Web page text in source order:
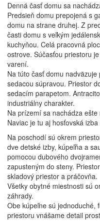
Denná časť domu sa
Predsieň domu prepojená s
domu na strane druhej. Z
časti domu s veľkým
kuchyňou. Celá pracovná
ostrove. Súčasťou priestoru
varení.
Na túto časť domu
sedacou súpravou. Priestor
sedacím parapetom.
industriálny charakter.
Na prízemí sa nachádza
Naviac je tu aj hosťovská
Na poschodí sú okrem
dve detské izby, kúpeľňa a
pomocou dubového
zapusteným do steny.
skladový priestor a práčovňa.
Všetky obytné miestnosti sú
záhrady.
Obe kúpeľne sú jednoduché,
priestoru vnášame detail